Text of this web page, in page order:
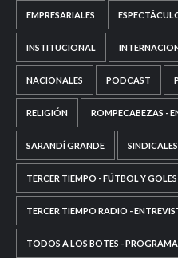
EMPRESARIALES
INSTITUCIONAL
NACIONALES PODCAST
RELIGIÓN ROMPECABEZAS -
SARANDÍ GRANDE SINDICALES
TERCER TIEMPO - FÚTBOL Y GOLES
TERCER TIEMPO RADIO -
TODOS A LOS BOTES -